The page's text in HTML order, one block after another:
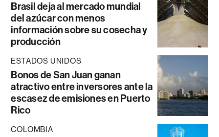
Brasil deja al mercado mundial
del azúcar con menos
información sobre su cosecha y
producción
ESTADOS UNIDOS
Bonos de San Juan ganan
atractivo entre inversores ante la
escasez de emisiones en Puerto
Rico
COLOMBIA